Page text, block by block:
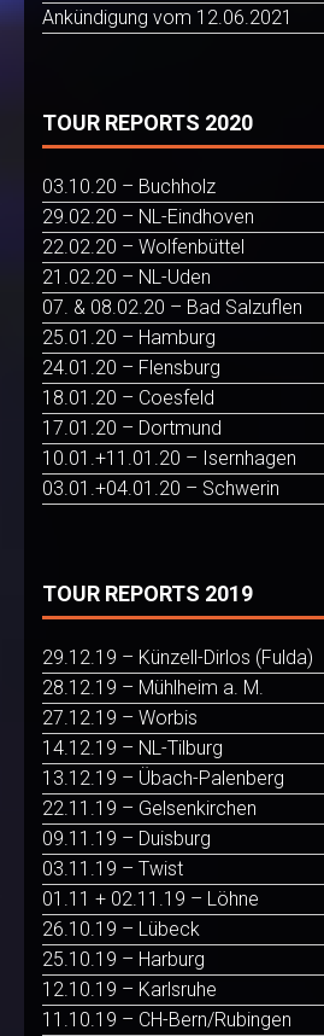
Ankündigung vom 12.06.2021
TOUR REPORTS 2020
03.10.20 – Buchholz
29.02.20 – NL-Eindhoven
22.02.20 – Wolfenbüttel
21.02.20 – NL-Uden
07. & 08.02.20 – Bad Salzuflen
25.01.20 – Hamburg
24.01.20 – Flensburg
18.01.20 – Coesfeld
17.01.20 – Dortmund
10.01.+11.01.20 – Isernhagen
03.01.+04.01.20 – Schwerin
TOUR REPORTS 2019
29.12.19 – Künzell-Dirlos (Fulda)
28.12.19 – Mühlheim a. M.
27.12.19 – Worbis
14.12.19 – NL-Tilburg
13.12.19 – Übach-Palenberg
22.11.19 – Gelsenkirchen
09.11.19 – Duisburg
03.11.19 – Twist
01.11 + 02.11.19 – Löhne
26.10.19 – Lübeck
25.10.19 – Harburg
12.10.19 – Karlsruhe
11.10.19 – CH-Bern/Rubingen